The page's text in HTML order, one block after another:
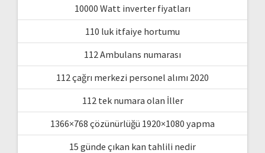
10000 Watt inverter fiyatları
110 luk itfaiye hortumu
112 Ambulans numarası
112 çağrı merkezi personel alımı 2020
112 tek numara olan İller
1366×768 çözünürlüğü 1920×1080 yapma
15 günde çıkan kan tahlili nedir